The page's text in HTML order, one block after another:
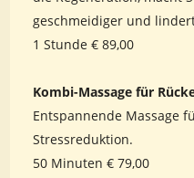
geschmeidiger und
1 Stunde € 89,00
Kombi-Massage für
Entspannende Massage
Stressreduktion.
50 Minuten € 79,00